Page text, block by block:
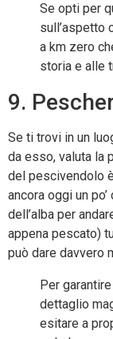
Se opti per
sull’aspetto
a km zero
storia e alle
9.
Se ti trovi in un
da esso, valuta la
del pescivendolo
ancora oggi un
dell’alba per
appena pescato)
può dare davvero
Per
dettaglio
esitare a